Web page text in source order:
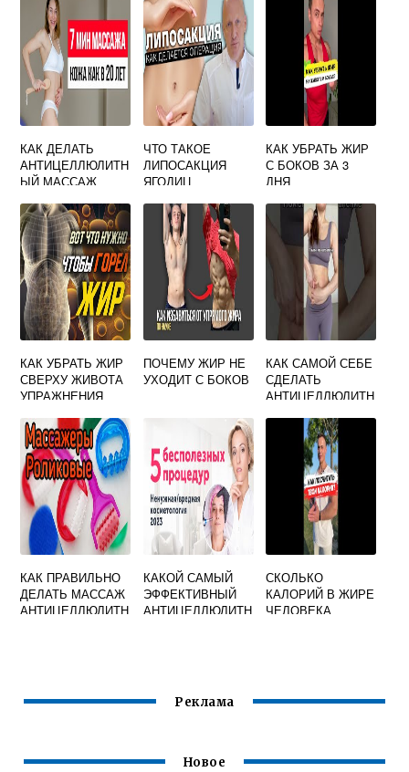
КАК ДЕЛАТЬ
АНТИЦЕЛЛЮЛИТН
ЫЙ МАССАЖ
ДОМАШНИХ
УСЛОВИЯХ
ЧТО ТАКОЕ
ЛИПОСАКЦИЯ
ЯГОДИЦ
КАК УБРАТЬ ЖИР
С БОКОВ ЗА 3
ДНЯ
КАК УБРАТЬ ЖИР
СВЕРХУ ЖИВОТА
УПРАЖНЕНИЯ
ПОЧЕМУ ЖИР НЕ
УХОДИТ С БОКОВ
КАК САМОЙ СЕБЕ
СДЕЛАТЬ
АНТИЦЕЛЛЮЛИТН
ЖИВОТЕ
КАК ПРАВИЛЬНО
ДЕЛАТЬ МАССАЖ
АНТИЦЕЛЛЮЛИТН
КАКОЙ САМЫЙ
ЭФФЕКТИВНЫЙ
АНТИЦЕЛЛЮЛИТН
СКОЛЬКО
КАЛОРИЙ В ЖИРЕ
ЧЕЛОВЕКА
Реклама
Новое